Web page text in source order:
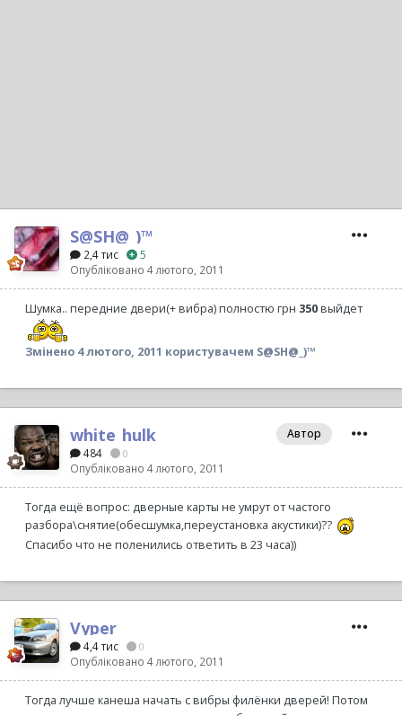
S@SH@_)™
2,4 тис
5
Опубліковано 4 лютого, 2011
Шумка.. передние двери(+ вибра) полностю грн 350выйдет
Змінено 4 лютого, 2011 користувачем S@SH@_)™
white_hulk
484 0
Опубліковано 4 лютого, 2011
Автор
Тогда ещё вопрос: дверные карты не умрут от частого
разбора\снятие(обесшумка,переустановка акустики)??
Спасибо что не поленились ответить в 23 часа))
Vyper
4,4 тис 0
Опубліковано 4 лютого, 2011
Тогда лучше канеша начать с вибры филёнки дверей! Потом